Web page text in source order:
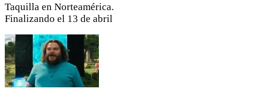
Taquilla en Norteamérica.
Finalizando el 13 de abril